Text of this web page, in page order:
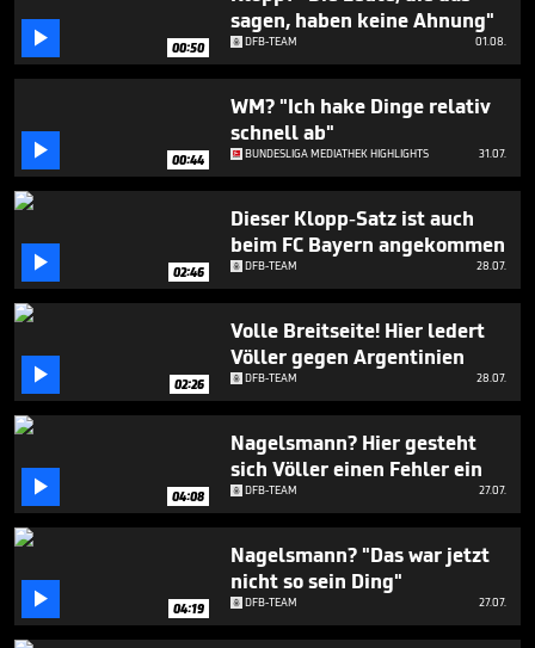
seconds
 00:50
sagen, haben keine Ahnung"
DFB-TEAM 01.08.
 00:44
WM? "Ich hake Dinge relativ
schnell ab"
BUNDESLIGA MEDIATHEK HIGHLIGHTS 31.07.
 02:46
Dieser Klopp-Satz ist auch
beim FC Bayern angekommen
DFB-TEAM 28.07.
 02:26
Volle Breitseite! Hier ledert
Völler gegen Argentinien
DFB-TEAM 28.07.
 04:08
Nagelsmann? Hier gesteht
sich Völler einen Fehler ein
DFB-TEAM 27.07.
 04:19
Nagelsmann? "Das war jetzt
nicht so sein Ding"
DFB-TEAM 27.07.